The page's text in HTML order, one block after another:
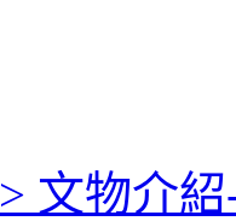
> 文物介